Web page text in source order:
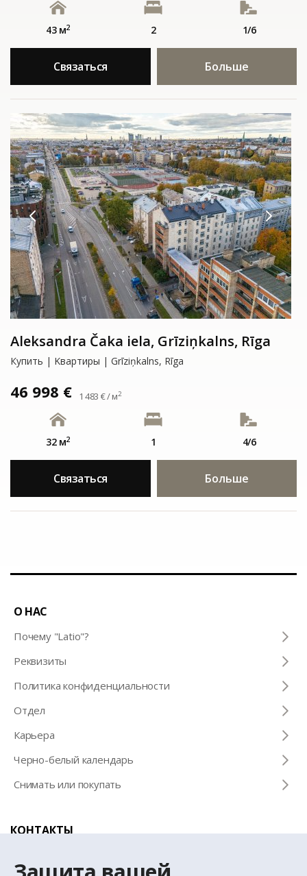
43 м2 2 1/6
Связаться Больше
Aleksandra Čaka iela, Grīziņkalns, Rīga
Купить | Kвартиры | Grīziņkalns, Rīga
46 998 € 1 483 € / м2
32 м2 1 4/6
Связаться Больше
О НАС
Почему "Latio"?
Pеквизиты
Политика конфиденциальности
Отдел
Карьера
Черно-белый календарь
Снимать или покупать
КОНТАКТЫ